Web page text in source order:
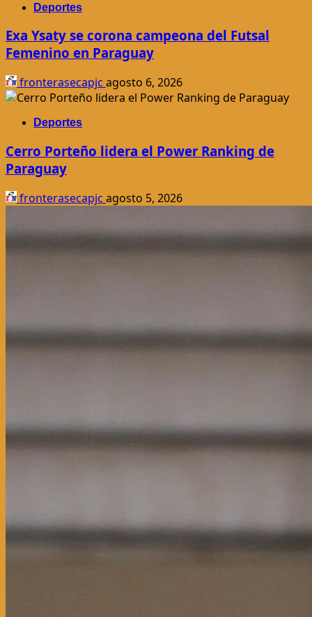
Deportes
Exa Ysaty se corona campeona del Futsal
Femenino en Paraguay
fronterasecapjc agosto 6, 2026
Deportes
Cerro Porteño lidera el Power Ranking de
Paraguay
fronterasecapjc agosto 5, 2026